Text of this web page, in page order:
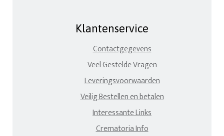
Klantenservice
Contactgegevens
Veel Gestelde Vragen
Leveringsvoorwaarden
Veilig Bestellen en betalen
Interessante Links
Crematoria Info